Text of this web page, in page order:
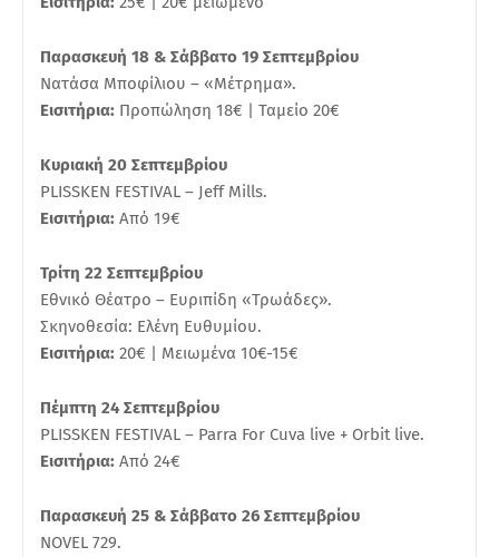
Παρασκευή 18 & Σάββατο 19 Σεπτεμβρίου
Νατάσα Μποφίλιου – «Μέτρημα».
Εισιτήρια: Προπώληση 18€ | Ταμείο 20€
Κυριακή 20 Σεπτεμβρίου
PLISSKEN FESTIVAL – Jeff Mills.
Εισιτήρια: Από 19€
Τρίτη 22 Σεπτεμβρίου
Εθνικό Θέατρο – Ευριπίδη «Τρωάδες».
Σκηνοθεσία: Ελένη Ευθυμίου.
Εισιτήρια: 20€ | Μειωμένα 10€-15€
Πέμπτη 24 Σεπτεμβρίου
PLISSKEN FESTIVAL – Parra For Cuva live + Orbit live.
Εισιτήρια: Από 24€
Παρασκευή 25 & Σάββατο 26 Σεπτεμβρίου
NOVEL 729.